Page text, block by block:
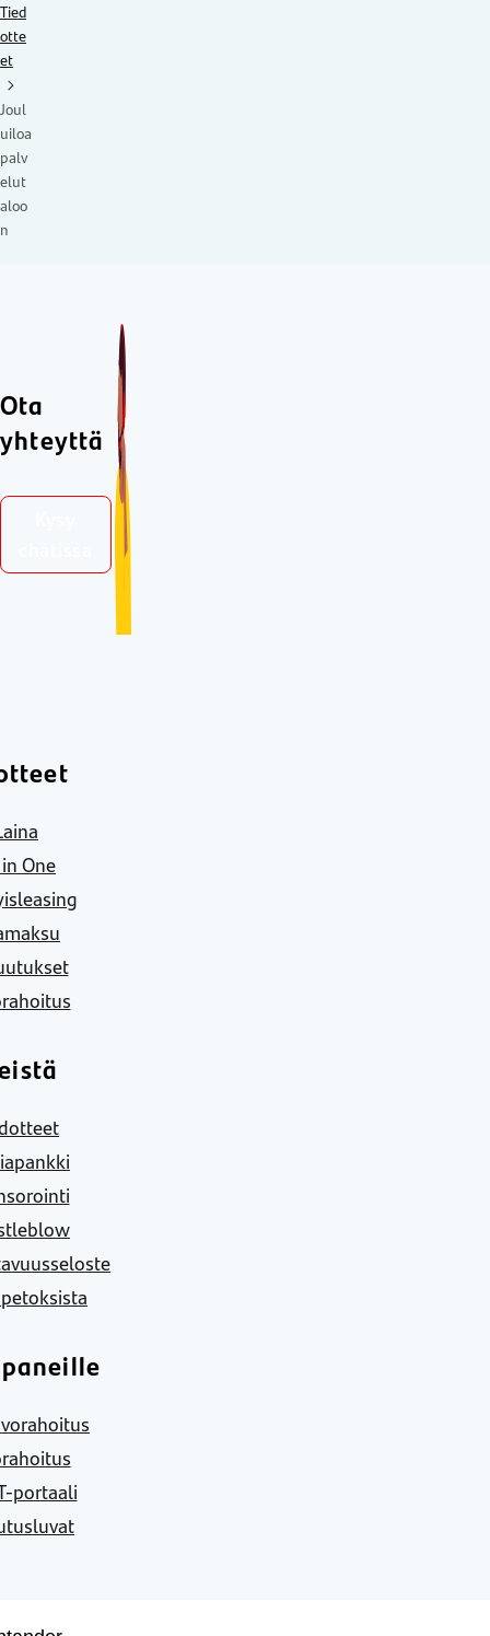
Tied
otte
et
Joul
uiloa
palv
elut
aloo
n
Ota
yhteyttä
One
portaali